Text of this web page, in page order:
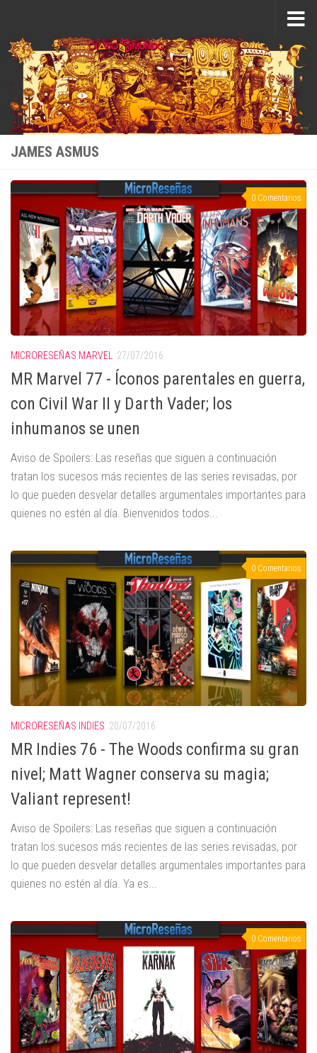
JAMES ASMUS
0 Comentarios
MICRORESEÑAS MARVEL 27/07/2016
MR Marvel 77 - Íconos parentales en guerra,
con Civil War II y Darth Vader; los
inhumanos se unen
Aviso de Spoilers: Las reseñas que siguen a continuación
tratan los sucesos más recientes de las series revisadas, por
lo que pueden desvelar detalles argumentales importantes para
quienes no estén al día. Bienvenidos todos...
0 Comentarios
MICRORESEÑAS INDIES 20/07/2016
MR Indies 76 - The Woods confirma su gran
nivel; Matt Wagner conserva su magia;
Valiant represent!
Aviso de Spoilers: Las reseñas que siguen a continuación
tratan los sucesos más recientes de las series revisadas, por
lo que pueden desvelar detalles argumentales importantes para
quienes no estén al día. Ya es...
0 Comentarios